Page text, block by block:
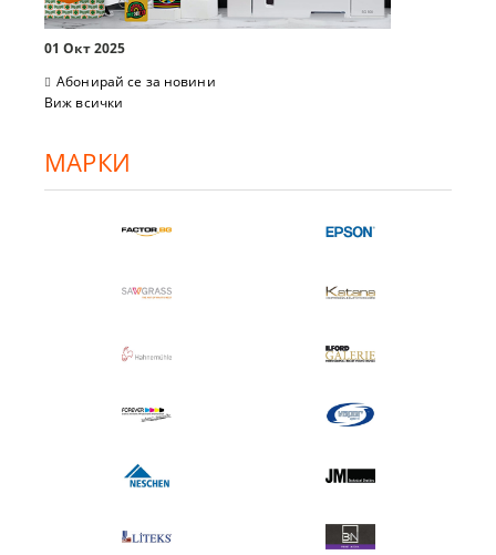
01 Окт 2025
Абонирай се за новини
Виж всички
МАРКИ